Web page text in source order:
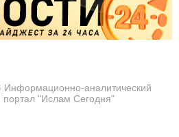
аналитический
"Ислам Сегодня"